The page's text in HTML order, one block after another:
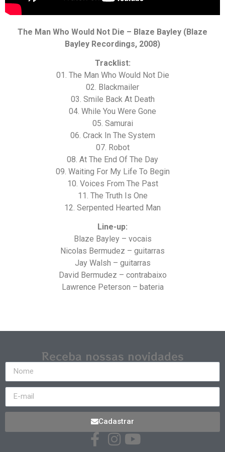
The Man Who Would Not Die – Blaze Bayley (Blaze
Bayley Recordings, 2008)
Tracklist:
01. The Man Who Would Not Die
02. Blackmailer
03. Smile Back At Death
04. While You Were Gone
05. Samurai
06. Crack In The System
07. Robot
08. At The End Of The Day
09. Waiting For My Life To Begin
10. Voices From The Past
11. The Truth Is One
12. Serpented Hearted Man
Line-up:
Blaze Bayley – vocais
Nicolas Bermudez – guitarras
Jay Walsh – guitarras
David Bermudez – contrabaixo
Lawrence Peterson – bateria
Receba nossas novidades
Cadastrar